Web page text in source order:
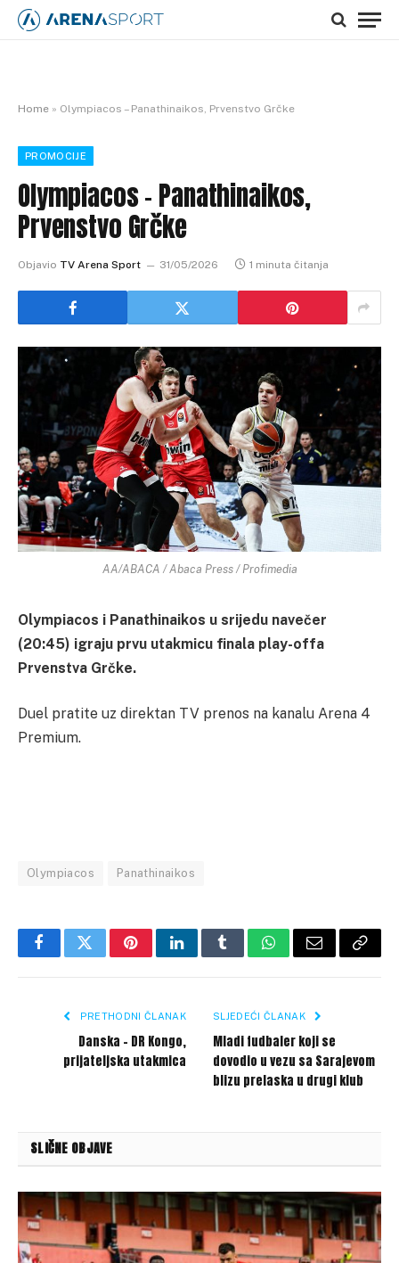
Home » Olympiacos – Panathinaikos, Prvenstvo Grčke
PROMOCIJE
Olympiacos – Panathinaikos,
Prvenstvo Grčke
Objavio TV Arena Sport 31/05/2026 1 minuta čitanja
AA/ABACA / Abaca Press / Profimedia
Olympiacos i Panathinaikos u srijedu navečer
(20:45) igraju prvu utakmicu finala play-offa
Prvenstva Grčke.
Duel pratite uz direktan TV prenos na kanalu Arena 4
Premium.
Olympiacos Panathinaikos
FacebookTwitterPinterestLinkedInTumblrWhatsApp
Email Copy
PRETHODNI ČLANAK
Danska – DR Kongo,
prijateljska utakmica
SLJEDEĆI ČLANAK
Mladi fudbaler koji se
dovodio u vezu sa Sarajevom
blizu prelaska u drugi klub
SLIČNE OBJAVE